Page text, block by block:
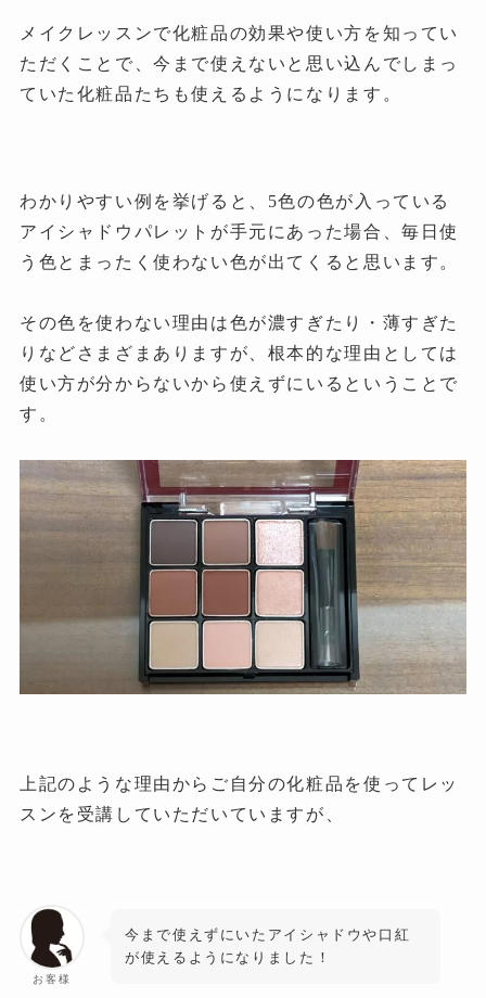
メイクレッスンで化粧品の効果や使い方を知ってい
ただくことで、今まで使えないと思い込んでしまっ
ていた化粧品たちも使えるようになります。
わかりやすい例を挙げると、5色の色が入っている
アイシャドウパレットが手元にあった場合、毎日使
う色とまったく使わない色が出てくると思います。
その色を使わない理由は色が濃すぎたり・薄すぎた
りなどさまざまありますが、根本的な理由としては
使い方が分からないから使えずにいるということで
す。
上記のような理由からご自分の化粧品を使ってレッ
スンを受講していただいていますが、
お客様
今まで使えずにいたアイシャドウや口紅
が使えるようになりました！